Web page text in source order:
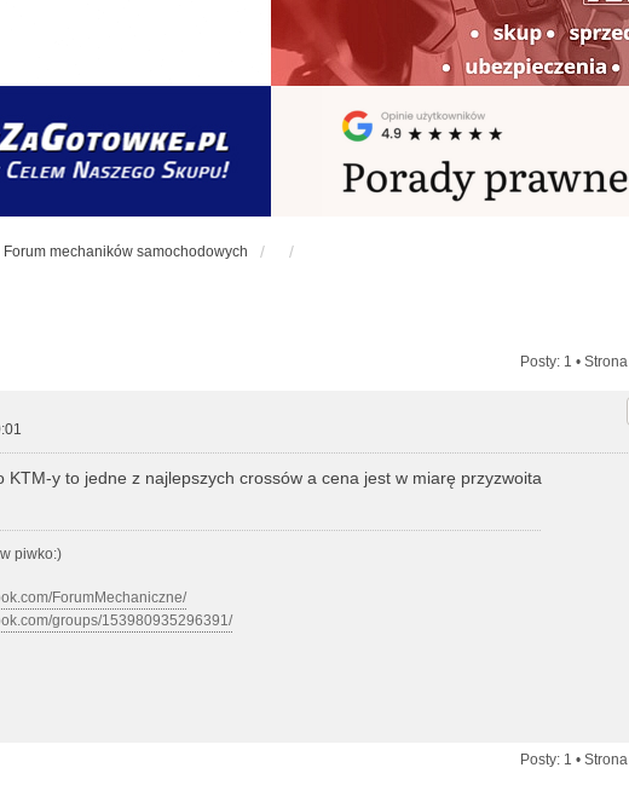
Forum mechaników samochodowych
Posty: 1 • Strona
KTM-y to jedne z najlepszych crossów a cena jest w miarę przyzwoita
piwko:)
ForumMechaniczne/
groups/153980935296391/
Posty: 1 • Strona